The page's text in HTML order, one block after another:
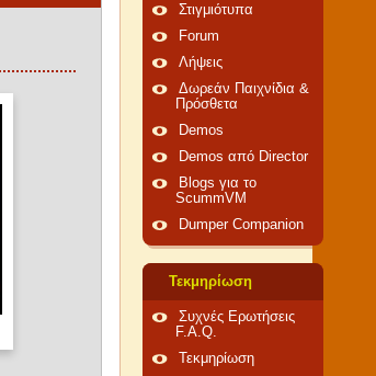
Στιγμιότυπα
Forum
Λήψεις
Δωρεάν Παιχνίδια &
Πρόσθετα
Demos
Demos από Director
Blogs για το
ScummVM
Dumper Companion
Τεκμηρίωση
Συχνές Ερωτήσεις
F.A.Q.
Τεκμηρίωση